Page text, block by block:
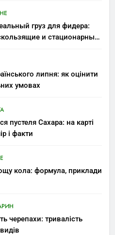
груз для фидера:
и стационарные
липня: як оцінити
умовах
пустеля Сахара: на карті
і факти
кола: формула, приклади
черепахи: тривалість